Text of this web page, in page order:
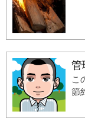
管
こ
節